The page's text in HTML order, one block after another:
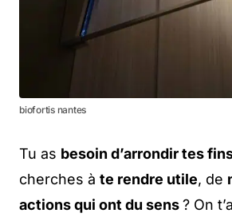
biofortis nantes
Tu as besoin d’arrondir tes
cherches à te rendre utile, de
actions qui ont du sens? On